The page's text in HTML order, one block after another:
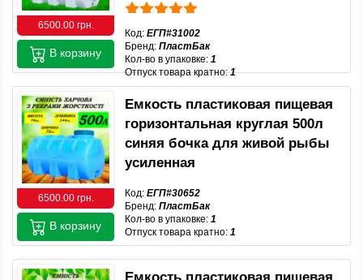
6500.00 грн.
Код: ЕГП#31002
Бренд: ПластБак
Кол-во в упаковке: 1
Отпуск товара кратно:1
В корзину
6500.00 грн.
Емкость пластиковая пищевая
горизонтальная круглая 500л
синяя бочка для живой рыбы
усиленная
Код: ЕГП#30652
Бренд: ПластБак
Кол-во в упаковке: 1
Отпуск товара кратно: 1
В корзину